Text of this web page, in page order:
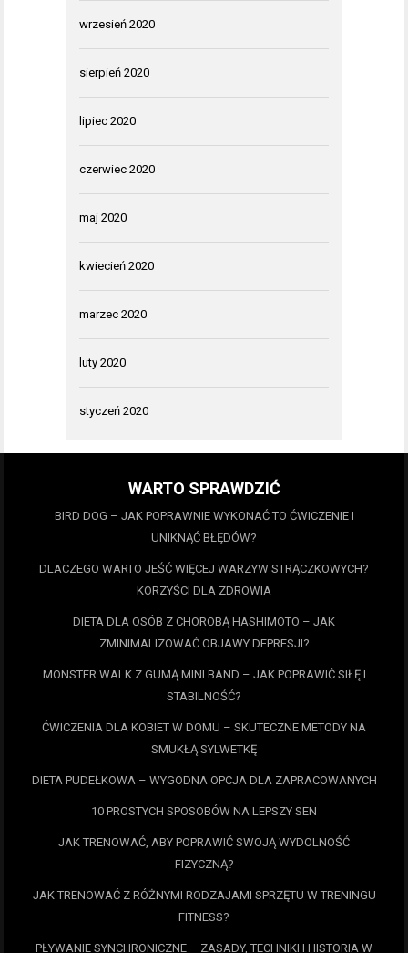
wrzesień 2020
sierpień 2020
lipiec 2020
czerwiec 2020
maj 2020
kwiecień 2020
marzec 2020
luty 2020
styczeń 2020
WARTO SPRAWDZIĆ
BIRD DOG – JAK POPRAWNIE WYKONAĆ TO ĆWICZENIE I
UNIKNĄĆ BŁĘDÓW?
DLACZEGO WARTO JEŚĆ WIĘCEJ WARZYW STRĄCZKOWYCH?
KORZYŚCI DLA ZDROWIA
DIETA DLA OSÓB Z CHOROBĄ HASHIMOTO – JAK
ZMINIMALIZOWAĆ OBJAWY DEPRESJI?
MONSTER WALK Z GUMĄ MINI BAND – JAK POPRAWIĆ SIŁĘ I
STABILNOŚĆ?
ĆWICZENIA DLA KOBIET W DOMU – SKUTECZNE METODY NA
SMUKŁĄ SYLWETKĘ
DIETA PUDEŁKOWA – WYGODNA OPCJA DLA ZAPRACOWANYCH
10 PROSTYCH SPOSOBÓW NA LEPSZY SEN
JAK TRENOWAĆ, ABY POPRAWIĆ SWOJĄ WYDOLNOŚĆ
FIZYCZNĄ?
JAK TRENOWAĆ Z RÓŻNYMI RODZAJAMI SPRZĘTU W TRENINGU
FITNESS?
PŁYWANIE SYNCHRONICZNE – ZASADY, TECHNIKI I HISTORIA W